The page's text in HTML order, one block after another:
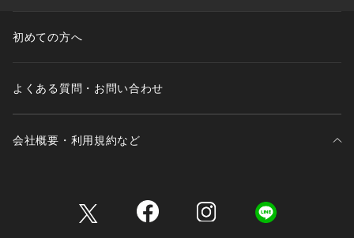
初めての方へ
よくある質問・お問い合わせ
会社概要・利用規約など